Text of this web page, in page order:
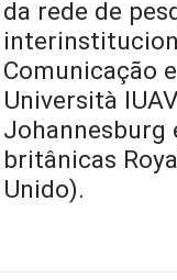
da rede de
Comunicação
Università
Johannesburg
britânicas
Unido).